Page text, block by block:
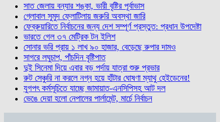
সাত জেলায় বন্যার শঙ্কা, ভারী বৃষ্টির পূর্বাভাস
গ্লোবাল সুমুদ ফ্লোটিলায় জরুরি অবস্থা জারি
ফেব্রুয়ারিতে নির্বাচনের জন্য দেশ সম্পূর্ণ প্রস্তুত: প্রধান উপদেষ্টা
ভারতে গেল ৩৭ মেট্রিক টন ইলিশ
সোনার ভরি প্রায় ১ লাখ ৯০ হাজার, বেড়েছে রুপার দামও
সাগরে লঘুচাপ, পাঁচদিন বৃষ্টিপাত
দুই সিনেমা দিয়ে এবার বড় পর্দায় যাত্রা শুরু প্রভার
রুট সেঞ্চুরি না করলে নগ্ন হয়ে হাঁটার ঘোষণা ম্যাথু হেইডেনের!
যুগপৎ কর্মসূচিতে যাচ্ছে জামায়াত-এনসিপিসহ আট দল
ভেঙে দেয়া হলো নেপালের পার্লামেন্ট, মার্চে নির্বাচন